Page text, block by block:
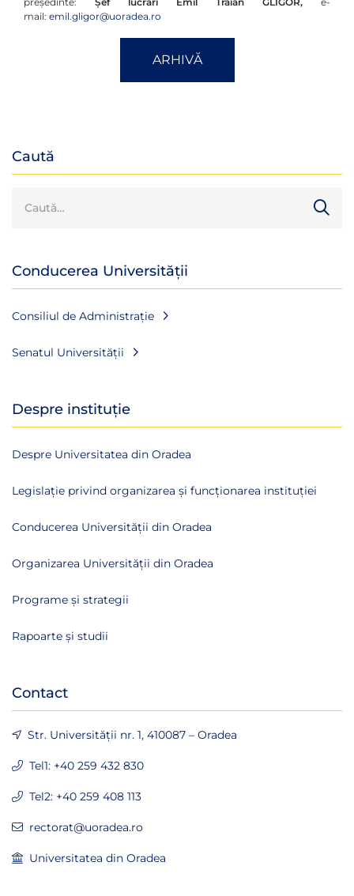
Caută
Conducerea Universității
Consiliul de Administrație
Senatul Universității
Despre instituție
Despre Universitatea din Oradea
Legislație privind organizarea și funcționarea instituției
Conducerea Universității din Oradea
Organizarea Universității din Oradea
Programe și strategii
Rapoarte și studii
Contact
Str. Universității nr. 1, 410087 – Oradea
Tel1: +40 259 432 830
Tel2: +40 259 408 113
rectorat@uoradea.ro
Universitatea din Oradea
mail: emil.gligor@uoradea.ro
ARHIVĂ